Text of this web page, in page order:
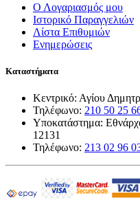
Ο Λογαριασμός μου
Ιστορικό Παραγγελιών
Λίστα Επιθυμιών
Ενημερώσεις
Καταστήματα
Κεντρικό: Αγίου
Τηλέφωνο: 210 50 25
Υποκατάστημα:
12131
Τηλέφωνο: 213 02 96